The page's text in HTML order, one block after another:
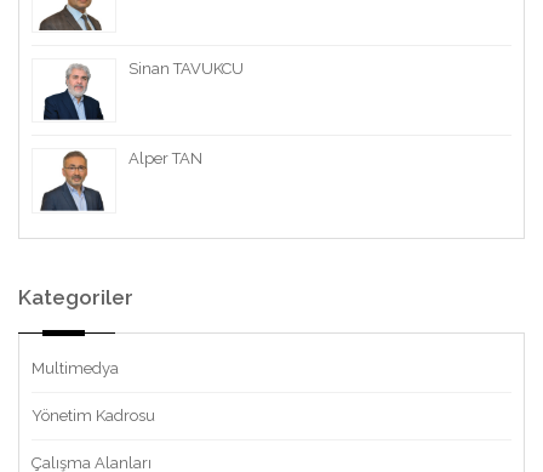
Sinan TAVUKCU
Alper TAN
Kategoriler
Multimedya
Yönetim Kadrosu
Çalışma Alanları